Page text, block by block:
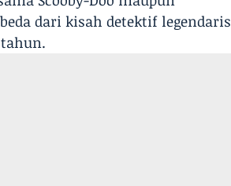
dari kisah detektif legendaris